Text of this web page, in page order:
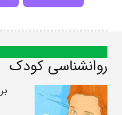
روانشناسی کودک